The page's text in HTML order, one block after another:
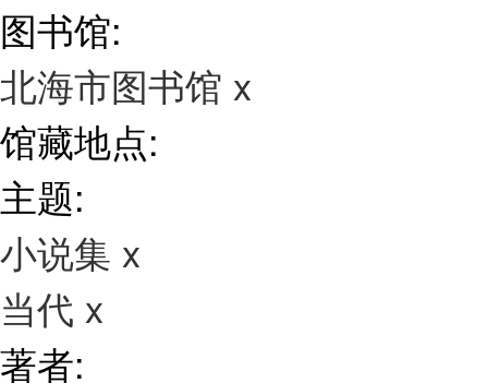
图书馆:
北海市图书馆 x
馆藏地点:
主题:
小说集 x
当代 x
著者: